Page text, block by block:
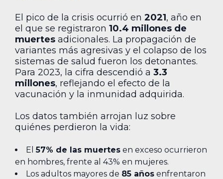
El pico de la crisis ocurrió en 2021, año en
el que se registraron 10.4 millones de
muertes adicionales. La propagación de
variantes más agresivas y el colapso de los
sistemas de salud fueron los detonantes.
Para 2023, la cifra descendió a 3.3
millones, reflejando el efecto de la
vacunación y la inmunidad adquirida.
Los datos también arrojan luz sobre
quiénes perdieron la vida:
El57% de las muertes en exceso ocurrieron
en hombres, frente al 43% en mujeres.
Los adultos mayores de 85 años enfrentaron